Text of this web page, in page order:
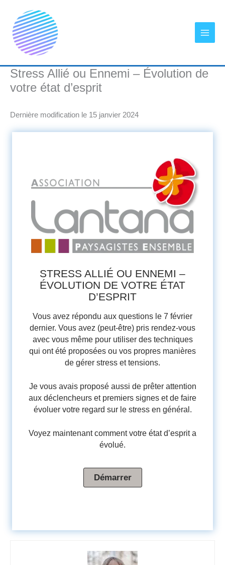
contenu
Stress Allié ou Ennemi – Évolution de
votre état d’esprit
Dernière modification le 15 janvier 2024
STRESS ALLIÉ OU ENNEMI –
ÉVOLUTION DE VOTRE ÉTAT
D’ESPRIT
Vous avez répondu aux questions le 7 février
dernier. Vous avez (peut-être) pris rendez-vous
avec vous même pour utiliser des techniques
qui ont été proposées ou vos propres manières
de gérer stress et tensions.
Je vous avais proposé aussi de prêter attention
aux déclencheurs et premiers signes et de faire
évoluer votre regard sur le stress en général.
Voyez maintenant comment votre état d’esprit a
évolué.